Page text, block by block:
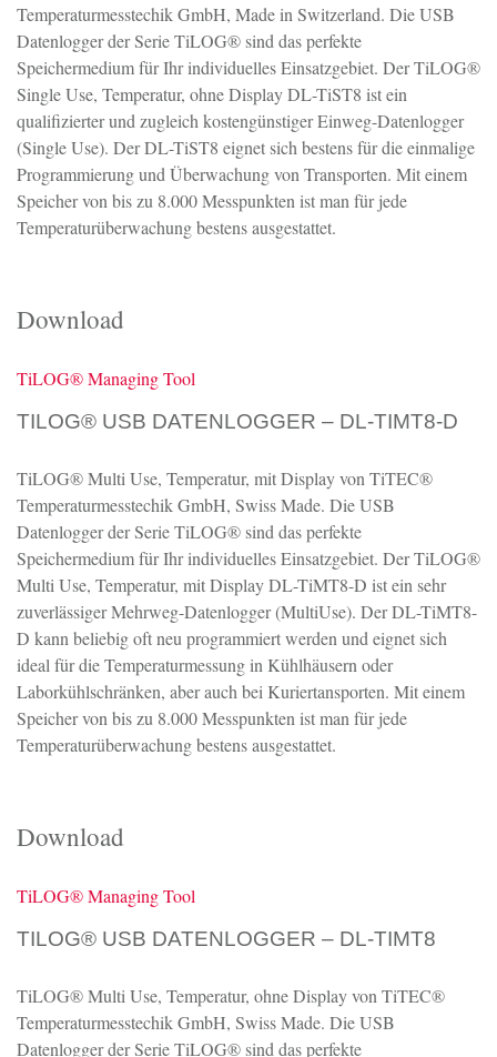
Temperaturmesstechik GmbH, Made in Switzerland. Die USB
Datenlogger der Serie TiLOG® sind das perfekte
Speichermedium für Ihr individuelles Einsatzgebiet. Der TiLOG®
Single Use, Temperatur, ohne Display DL-TiST8 ist ein
qualifizierter und zugleich kostengünstiger Einweg-Datenlogger
(Single Use). Der DL-TiST8 eignet sich bestens für die einmalige
Programmierung und Überwachung von Transporten. Mit einem
Speicher von bis zu 8.000 Messpunkten ist man für jede
Temperaturüberwachung bestens ausgestattet.
Download
TiLOG® Managing Tool
TILOG® USB DATENLOGGER – DL-TIMT8-D
TiLOG® Multi Use, Temperatur, mit Display von TiTEC®
Temperaturmesstechik GmbH, Swiss Made. Die USB
Datenlogger der Serie TiLOG® sind das perfekte
Speichermedium für Ihr individuelles Einsatzgebiet. Der TiLOG®
Multi Use, Temperatur, mit Display DL-TiMT8-D ist ein sehr
zuverlässiger Mehrweg-Datenlogger (MultiUse). Der DL-TiMT8-
D kann beliebig oft neu programmiert werden und eignet sich
ideal für die Temperaturmessung in Kühlhäusern oder
Laborkühlschränken, aber auch bei Kuriertansporten. Mit einem
Speicher von bis zu 8.000 Messpunkten ist man für jede
Temperaturüberwachung bestens ausgestattet.
Download
TiLOG® Managing Tool
TILOG® USB DATENLOGGER – DL-TIMT8
TiLOG® Multi Use, Temperatur, ohne Display von TiTEC®
Temperaturmesstechik GmbH, Swiss Made. Die USB
Datenlogger der Serie TiLOG® sind das perfekte